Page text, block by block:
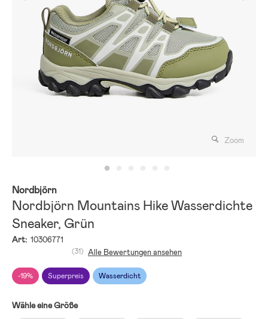
Zoom
Nordbjörn
Nordbjörn Mountains Hike Wasserdichte
Sneaker, Grün
Art: 10306771
-19% Superpreis Wasserdicht
(31) Alle Bewertungen ansehen
Wähle eine Größe